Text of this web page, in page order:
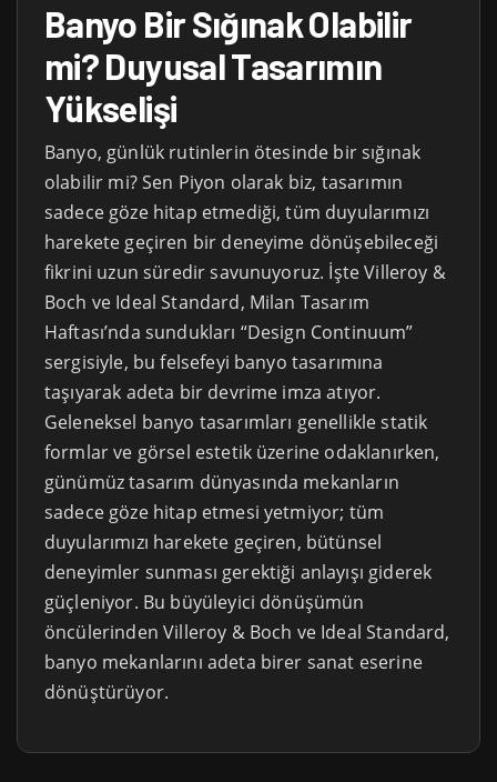
Banyo Bir Sığınak Olabilir
mi? Duyusal Tasarımın
Yükselişi
Banyo, günlük rutinlerin ötesinde bir sığınak
olabilir mi? Sen Piyon olarak biz, tasarımın
sadece göze hitap etmediği, tüm duyularımızı
harekete geçiren bir deneyime dönüşebileceği
fikrini uzun süredir savunuyoruz. İşte Villeroy &
Boch ve Ideal Standard, Milan Tasarım
Haftası’nda sundukları “Design Continuum”
sergisiyle, bu felsefeyi banyo tasarımına
taşıyarak adeta bir devrime imza atıyor.
Geleneksel banyo tasarımları genellikle statik
formlar ve görsel estetik üzerine odaklanırken,
günümüz tasarım dünyasında mekanların
sadece göze hitap etmesi yetmiyor; tüm
duyularımızı harekete geçiren, bütünsel
deneyimler sunması gerektiği anlayışı giderek
güçleniyor. Bu büyüleyici dönüşümün
öncülerinden Villeroy & Boch ve Ideal Standard,
banyo mekanlarını adeta birer sanat eserine
dönüştürüyor.